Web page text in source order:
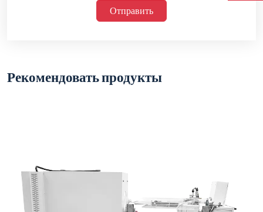
Отправить
Рекомендовать продукты